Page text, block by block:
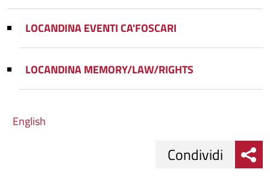
LOCANDINA EVENTI CA'FOSCARI
LOCANDINA MEMORY/LAW/RIGHTS
English
Condividi